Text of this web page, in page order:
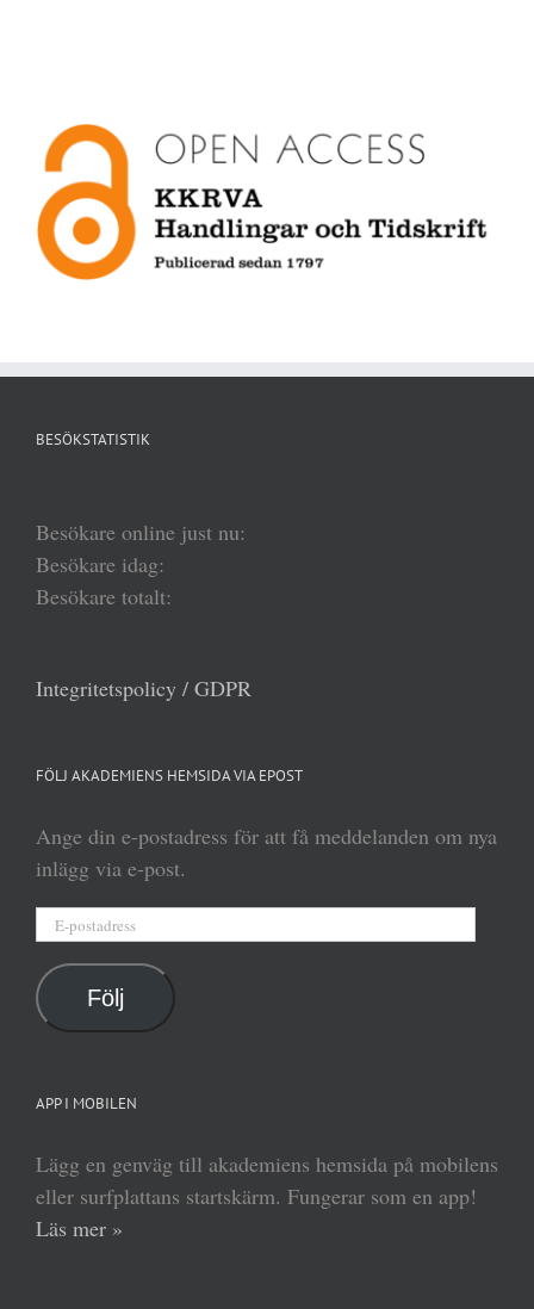
BESÖKSTATISTIK
Besökare online just nu:
Besökare idag:
Besökare totalt:
Integritetspolicy / GDPR
FÖLJ AKADEMIENS HEMSIDA VIA EPOST
Ange din e-postadress för att få meddelanden om nya
inlägg via e-post.
Följ
APP I MOBILEN
Lägg en genväg till akademiens hemsida på mobilens
eller surfplattans startskärm. Fungerar som en app!
Läs mer »